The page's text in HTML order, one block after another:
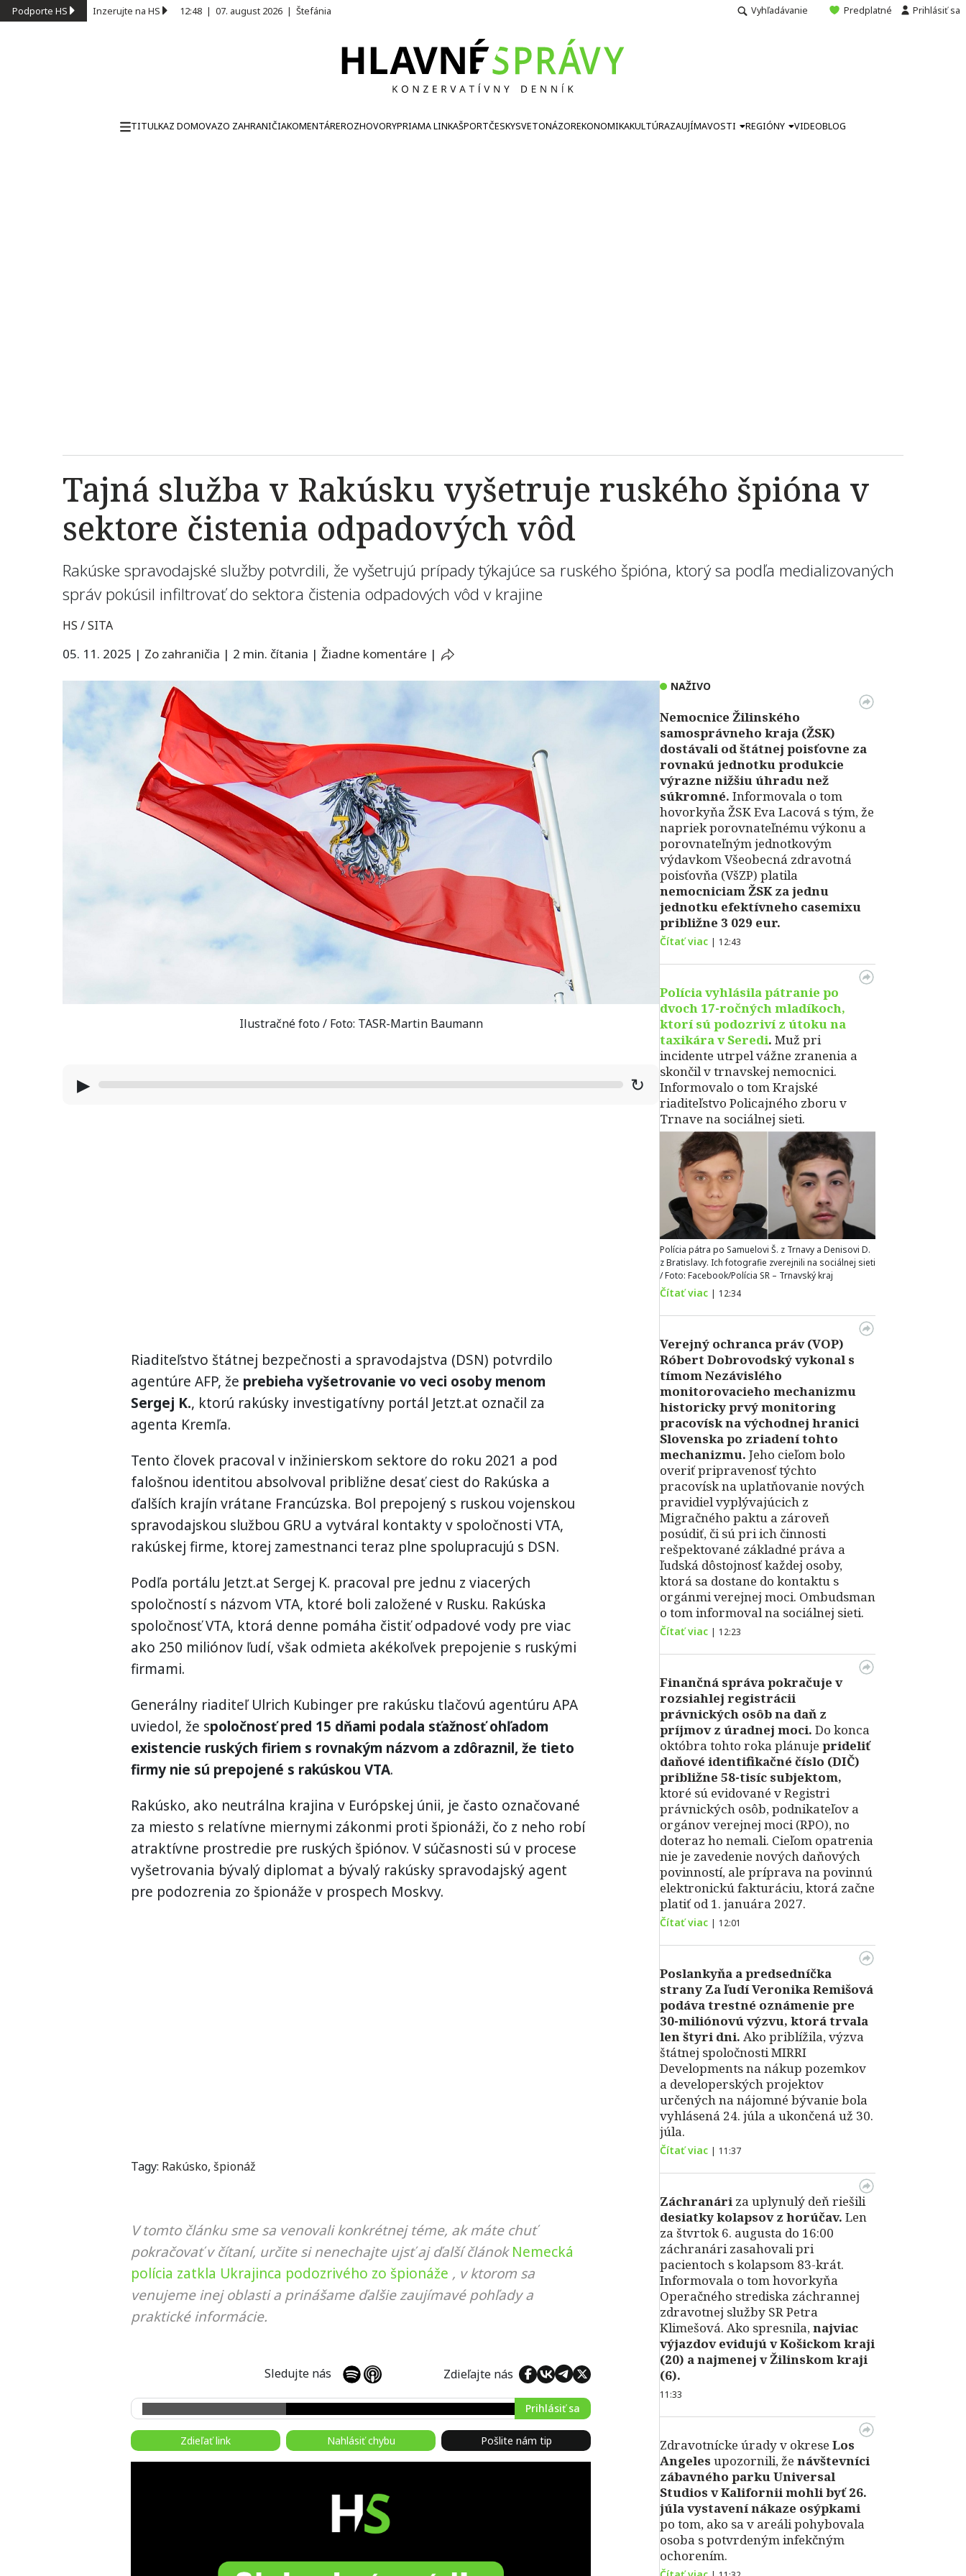
Podporte HS Inzerujte na HS 12:48 | 07. august 2026 | Štefánia Vyhľadávanie Predplatné Prihlásiť sa
TITULKAZ DOMOVAZO ZAHRANIČIAKOMENTÁREROZHOVORYPRIAMA LINKAŠPORTČESKYSVETONÁZOREKONOMIKAKULTÚRAZAUJÍMAVOSTI REGIÓNY VIDEOBLOG
Tajná služba v Rakúsku vyšetruje ruského špióna v
sektore čistenia odpadových vôd
Rakúske spravodajské služby potvrdili, že vyšetrujú prípady týkajúce sa ruského špióna, ktorý sa podľa medializovaných
správ pokúsil infiltrovať do sektora čistenia odpadových vôd v krajine
HS / SITA
05. 11. 2025 | Zo zahraničia | 2 min. čítania | Žiadne komentáre |
Ilustračné foto / Foto: TASR-Martin Baumann
▶ ↻
Riaditeľstvo štátnej bezpečnosti a spravodajstva (DSN) potvrdilo
agentúre AFP, že prebieha vyšetrovanie vo veci osoby menom
Sergej K., ktorú rakúsky investigatívny portál Jetzt.at označil za
agenta Kremľa.
Tento človek pracoval v inžinierskom sektore do roku 2021 a pod
falošnou identitou absolvoval približne desať ciest do Rakúska a
ďalších krajín vrátane Francúzska. Bol prepojený s ruskou vojenskou
spravodajskou službou GRU a vytváral kontakty v spoločnosti VTA,
rakúskej firme, ktorej zamestnanci teraz plne spolupracujú s DSN.
Podľa portálu Jetzt.at Sergej K. pracoval pre jednu z viacerých
spoločností s názvom VTA, ktoré boli založené v Rusku. Rakúska
spoločnosť VTA, ktorá denne pomáha čistiť odpadové vody pre viac
ako 250 miliónov ľudí, však odmieta akékoľvek prepojenie s ruskými
firmami.
Generálny riaditeľ Ulrich Kubinger pre rakúsku tlačovú agentúru APA
uviedol, že spoločnosť pred 15 dňami podala sťažnosť ohľadom
existencie ruských firiem s rovnakým názvom a zdôraznil, že tieto
firmy nie sú prepojené s rakúskou VTA.
Rakúsko, ako neutrálna krajina v Európskej únii, je často označované
za miesto s relatívne miernymi zákonmi proti špionáži, čo z neho robí
atraktívne prostredie pre ruských špiónov. V súčasnosti sú v procese
vyšetrovania bývalý diplomat a bývalý rakúsky spravodajský agent
pre podozrenia zo špionáže v prospech Moskvy.
Tagy: Rakúsko, špionáž
V tomto článku sme sa venovali konkrétnej téme, ak máte chuť
pokračovať v čítaní, určite si nenechajte ujsť aj ďalší článok Nemecká
polícia zatkla Ukrajinca podozrivého zo špionáže , v ktorom sa
venujeme inej oblasti a prinášame ďalšie zaujímavé pohľady a
praktické informácie.
Sledujte nás Zdieľajte nás
Prihlásiť sa
Zdieľať link Nahlásiť chybu Pošlite nám tip
NAŽIVO
Nemocnice Žilinského
samosprávneho kraja (ŽSK)
dostávali od štátnej poisťovne za
rovnakú jednotku produkcie
výrazne nižšiu úhradu než
súkromné. Informovala o tom
hovorkyňa ŽSK Eva Lacová s tým, že
napriek porovnateľnému výkonu a
porovnateľným jednotkovým
výdavkom Všeobecná zdravotná
poisťovňa (VšZP) platila
nemocniciam ŽSK za jednu
jednotku efektívneho casemixu
približne 3 029 eur.
Čítať viac | 12:43
Polícia vyhlásila pátranie po
dvoch 17-ročných mladíkoch,
ktorí súpodozriví z útoku na
taxikára v Seredi. Muž pri
incidente utrpel vážne zranenia a
skončil v trnavskej nemocnici.
Informovalo o tom Krajské
riaditeľstvo Policajného zboru v
Trnave na sociálnej sieti.
Polícia pátra po Samuelovi Š. z Trnavy a Denisovi D.
z Bratislavy. Ich fotografie zverejnili na sociálnej sieti
/ Foto: Facebook/Polícia SR – Trnavský kraj
Čítať viac | 12:34
Verejný ochranca práv (VOP)
Róbert Dobrovodský vykonal s
tímom Nezávislého
monitorovacieho mechanizmu
historicky prvý monitoring
pracovísk na východnej hranici
Slovenska po zriadení tohto
mechanizmu. Jeho cieľom bolo
overiť pripravenosť týchto
pracovísk na uplatňovanie nových
pravidiel vyplývajúcich z
Migračného paktu a zároveň
posúdiť, či sú pri ich činnosti
rešpektované základné práva a
ľudská dôstojnosť každej osoby,
ktorá sa dostane do kontaktu s
orgánmi verejnej moci. Ombudsman
o tom informoval na sociálnej sieti.
Čítať viac | 12:23
Finančná správa pokračuje v
rozsiahlej registrácii
právnických osôb na daň z
príjmov z úradnej moci. Do konca
októbra tohto roka plánuje prideliť
daňové identifikačné číslo (DIČ)
približne 58-tisíc subjektom,
ktoré sú evidované v Registri
právnických osôb, podnikateľov a
orgánov verejnej moci (RPO), no
doteraz ho nemali. Cieľom opatrenia
nie je zavedenie nových daňových
povinností, ale príprava na povinnú
elektronickú fakturáciu, ktorá začne
platiť od 1. januára 2027.
Čítať viac | 12:01
Poslankyňa a predsedníčka
strany Za ľudí Veronika Remišová
podáva trestné oznámenie pre
30-miliónovú výzvu, ktorá trvala
len štyri dni. Ako priblížila, výzva
štátnej spoločnosti MIRRI
Developments na nákup pozemkov
a developerských projektov
určených na nájomné bývanie bola
vyhlásená 24. júla a ukončená už 30.
júla.
Čítať viac | 11:37
Záchranári za uplynulý deň riešili
desiatky kolapsov z horúčav. Len
za štvrtok 6. augusta do 16:00
záchranári zasahovali pri
pacientoch s kolapsom 83-krát.
Informovala o tom hovorkyňa
Operačného strediska záchrannej
zdravotnej služby SR Petra
Klimešová. Ako spresnila,najviac
výjazdov evidujú v Košickom kraji
(20) a najmenej v Žilinskom kraji
(6).
11:33
Zdravotnícke úrady v okrese Los
Angeles upozornili, že návštevníci
zábavného parku Universal
Studios v Kalifornii mohli byť 26.
júla vystavení nákaze osýpkami
po tom, ako sa v areáli pohybovala
osoba s potvrdeným infekčným
ochorením.